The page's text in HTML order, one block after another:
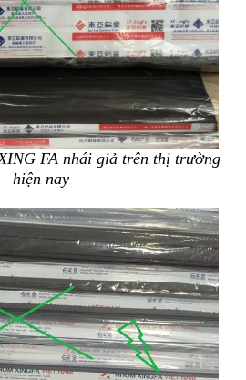
FA nhái giả trên thị trường
hiện nay